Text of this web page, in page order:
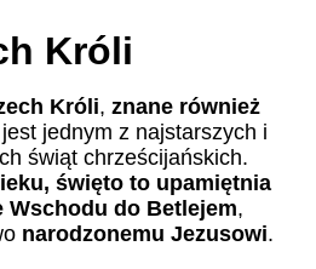
Króli
Króli, znane również
jednym z najstarszych i
świąt chrześcijańskich.
święto to upamiętnia
Wschodu do Betlejem,
narodzonemu Jezusowi.